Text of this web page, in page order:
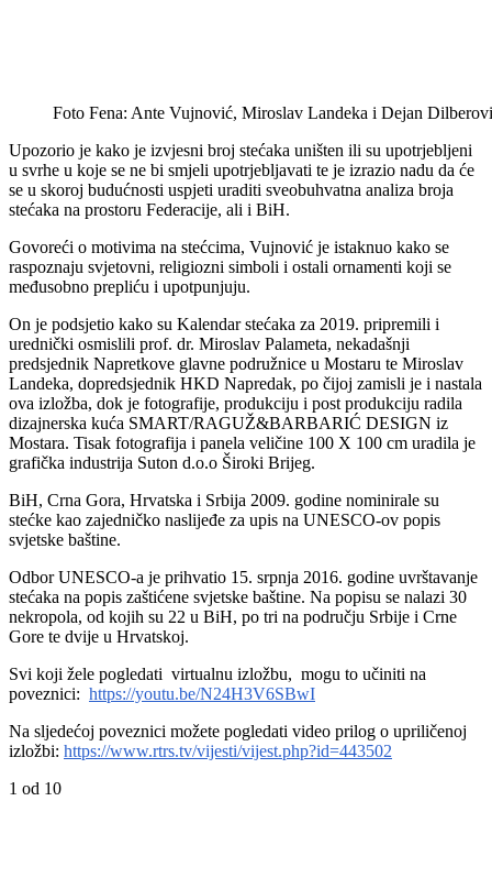
Foto Fena: Ante Vujnović, Miroslav Landeka i Dejan
Upozorio je kako je izvjesni broj stećaka uništen ili su upotrjebljeni
u svrhe u koje se ne bi smjeli upotrjebljavati te je izrazio nadu da će
se u skoroj budućnosti uspjeti uraditi sveobuhvatna analiza broja
stećaka na prostoru Federacije, ali i BiH.
Govoreći o motivima na stećcima, Vujnović je istaknuo kako se
raspoznaju svjetovni, religiozni simboli i ostali ornamenti koji se
međusobno prepliću i upotpunjuju.
On je podsjetio kako su Kalendar stećaka za 2019. pripremili i
urednički osmislili prof. dr. Miroslav Palameta, nekadašnji
predsjednik Napretkove glavne podružnice u Mostaru te Miroslav
Landeka, dopredsjednik HKD Napredak, po čijoj zamisli je i nastala
ova izložba, dok je fotografije, produkciju i post produkciju radila
dizajnerska kuća SMART/RAGUŽ&BARBARIĆ DESIGN iz
Mostara. Tisak fotografija i panela veličine 100 X 100 cm uradila je
grafička industrija Suton d.o.o Široki Brijeg.
BiH, Crna Gora, Hrvatska i Srbija 2009. godine nominirale su
stećke kao zajedničko naslijeđe za upis na UNESCO-ov popis
svjetske baštine.
Odbor UNESCO-a je prihvatio 15. srpnja 2016. godine uvrštavanje
stećaka na popis zaštićene svjetske baštine. Na popisu se nalazi 30
nekropola, od kojih su 22 u BiH, po tri na području Srbije i Crne
Gore te dvije u Hrvatskoj.
Svi koji žele pogledati virtualnu izložbu, mogu to učiniti na
poveznici: https://youtu.be/N24H3V6SBwI
Na sljedećoj poveznici možete pogledati video prilog o upriličenoj
izložbi: https://www.rtrs.tv/vijesti/vijest.php?id=443502
1 od 10